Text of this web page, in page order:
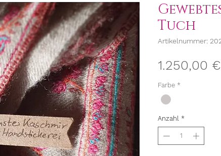
Tuch
Artikelnummer:
1.250,00 €
Farbe *
Anzahl *